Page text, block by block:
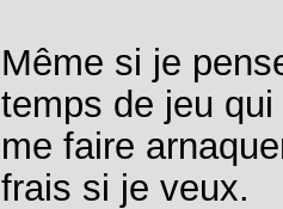
Même si je
temps de jeu
me faire
frais si je veux.